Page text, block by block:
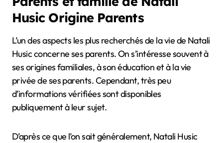
Husic Origine Parents
L’un des aspects les plus recherchés de la vie de Natali
Husic concerne ses parents. On s’intéresse souvent à
ses origines familiales, à son éducation et à la vie
privée de ses parents. Cependant, très peu
d’informations vérifiées sont disponibles
publiquement à leur sujet.
D’après ce que l’on sait généralement, Natali Husic